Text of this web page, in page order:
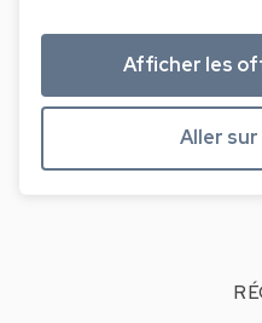
Afficher les
Aller